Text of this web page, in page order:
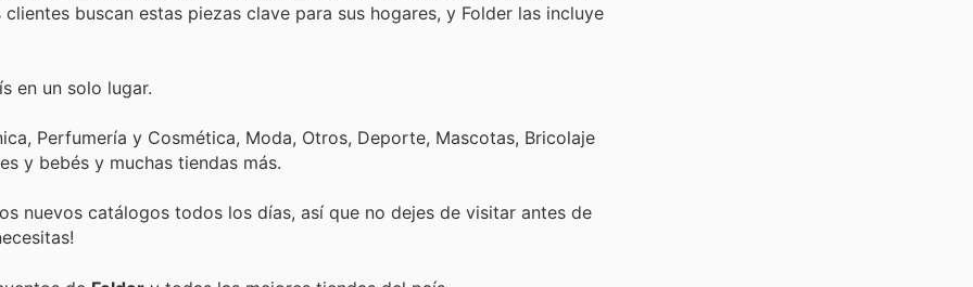
buscan estas piezas clave para sus hogares, y Folder las incluye
en un solo lugar.
Perfumería y Cosmética, Moda, Otros, Deporte, Mascotas, Bricolaje
y bebés y muchas tiendas más.
nuevos catálogos todos los días, así que no dejes de visitar antes de